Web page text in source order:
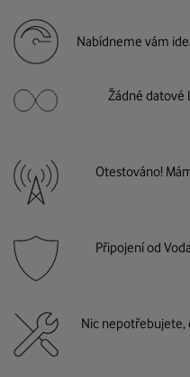
Nabídneme vám
Žádné datové
Otestováno!
Připojení od
Nic nepotřebujete,